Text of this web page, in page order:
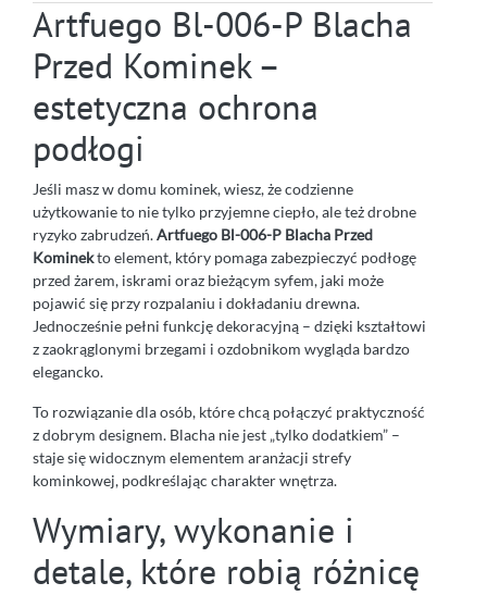
Artfuego Bl-006-P Blacha
Przed Kominek –
estetyczna ochrona
podłogi
Jeśli masz w domu kominek, wiesz, że codzienne
użytkowanie to nie tylko przyjemne ciepło, ale też drobne
ryzyko zabrudzeń.Artfuego Bl-006-P Blacha Przed
Kominekto element, który pomaga zabezpieczyć podłogę
przed żarem, iskrami oraz bieżącym syfem, jaki może
pojawić się przy rozpalaniu i dokładaniu drewna.
Jednocześnie pełni funkcję dekoracyjną – dzięki kształtowi
z zaokrąglonymi brzegami i ozdobnikom wygląda bardzo
elegancko.
To rozwiązanie dla osób, które chcą połączyć praktyczność
z dobrym designem. Blacha nie jest „tylko dodatkiem” –
staje się widocznym elementem aranżacji strefy
kominkowej, podkreślając charakter wnętrza.
Wymiary, wykonanie i
detale, które robią różnicę